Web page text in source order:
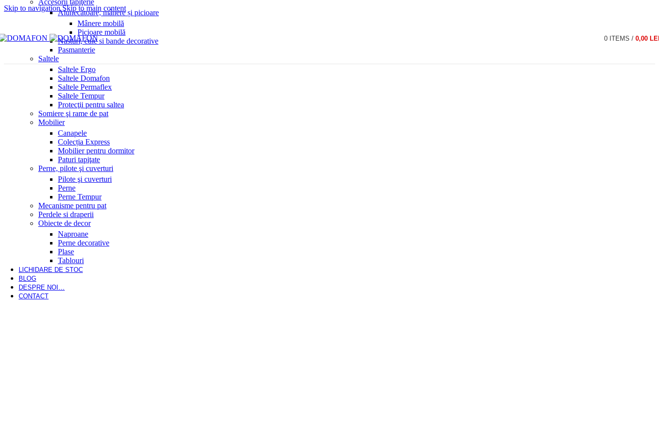
Skip to navigationSkip to main content
0 ITEMS / 0,00
Accesorii tapiţerie
Alunecătoare, mânere și picioare
Mânere mobilă
Picioare mobilă
Nasturi, cuie si bande decorative
Pasmanterie
Saltele
Saltele Ergo
Saltele Domafon
Saltele Permaflex
Saltele Tempur
Protecţii pentru saltea
Somiere şi rame de pat
Mobilier
Canapele
Colecția Express
Mobilier pentru dormitor
Paturi tapiţate
Perne, pilote şi cuverturi
Pilote şi cuverturi
Perne
Perne Tempur
Mecanisme pentru pat
Perdele si draperii
Obiecte de decor
Naproane
Perne decorative
Plase
Tablouri
LICHIDARE DE STOC
BLOG
DESPRE NOI…
CONTACT